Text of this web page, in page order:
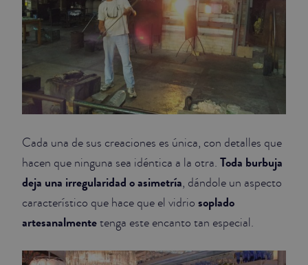
Cada una de sus creaciones es única, con detalles que
hacen que ninguna sea idéntica a la otra. Toda burbuja
deja una irregularidad o asimetría, dándole un aspecto
característico que hace que el vidrio soplado
artesanalmentetenga este encanto tan especial.